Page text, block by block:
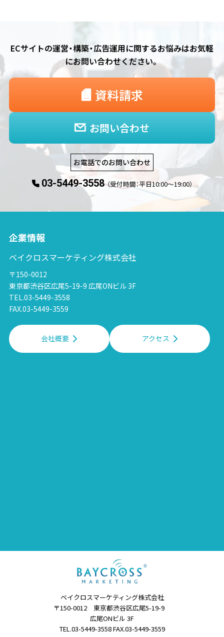
ECサイトの運営・構築・広告運用に関するお悩みはお気軽
にお問い合わせください。
お問い合わせ
資料請求
お電話でのお問い合わせ
03-5449-3558 （受付時間：平日10:00〜19:00）
企業情報
ベイクロスマーケティング株式会社
〒150-0012
東京都渋谷区広尾5-19-9 広尾ONビル 3F
TEL.03-5449-3558
FAX.03-5449-3559
会社概要 アクセス
ベイクロスマーケティング株式会社
〒150-0012 東京都渋谷区広尾5-19-9
広尾ONビル 3F
TEL.03-5449-3558 FAX.03-5449-3559